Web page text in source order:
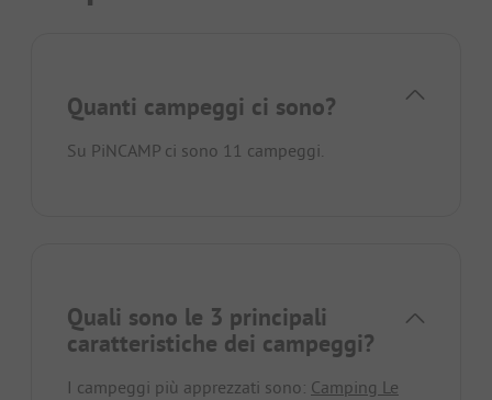
Quanti campeggi ci sono?
Su PiNCAMP ci sono 11 campeggi.
Quali sono le 3 principali
caratteristiche dei campeggi?
I campeggi più apprezzati sono: Camping Le